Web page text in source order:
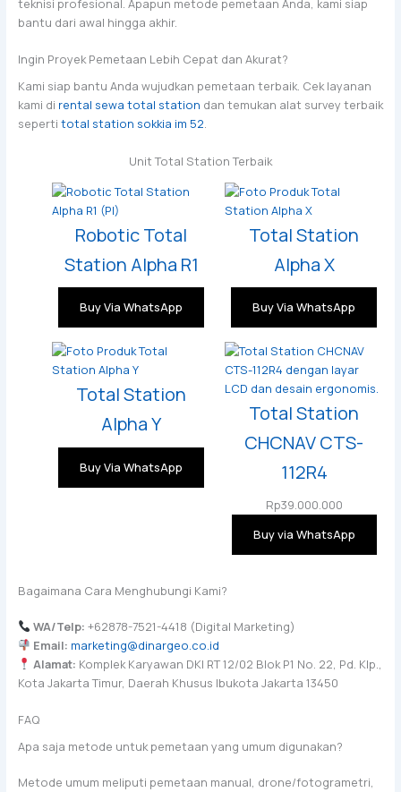
teknisi profesional. Apapun metode pemetaan Anda, kami siap
bantu dari awal hingga akhir.
Ingin Proyek Pemetaan Lebih Cepat dan Akurat?
Kami siap bantu Anda wujudkan pemetaan terbaik. Cek layanan
kami di rental sewa total station dan temukan alat survey terbaik
seperti total station sokkia im 52.
Unit Total Station Terbaik
Robotic Total
Station Alpha R1
Buy Via WhatsApp
Total Station
Alpha X
Buy Via WhatsApp
Total Station
Alpha Y
Buy Via WhatsApp
Total Station
CHCNAV CTS-
112R4
Rp39.000.000
Buy via WhatsApp
Bagaimana Cara Menghubungi Kami?
WA/Telp: +62878-7521-4418 (Digital Marketing)
Email: marketing@dinargeo.co.id
Alamat: Komplek Karyawan DKI RT 12/02 Blok P1 No. 22, Pd. Klp.,
Kota Jakarta Timur, Daerah Khusus Ibukota Jakarta 13450
FAQ
Apa saja metode untuk pemetaan yang umum digunakan?
Metode umum meliputi pemetaan manual, drone/fotogrametri,